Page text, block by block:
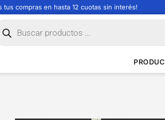
tus compras en hasta 12 cuotas sin interés!